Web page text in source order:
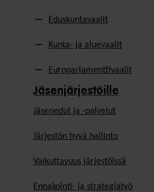
Eduskuntavaalit
Kunta- ja aluevaalit
Europarlamenttivaalit
Jäsenjärjestöille
Jäsen­edut ja -palvelut
Järjestön hyvä hallinto
Vaikuttavuus järjestöissä
Ennakointi- ja strategiatyö